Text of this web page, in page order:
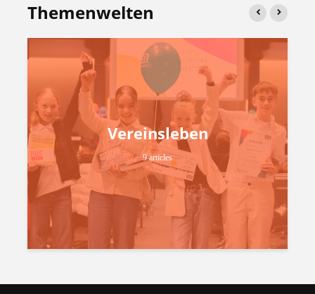
Themenwelten
Vereinsleben
9 articles